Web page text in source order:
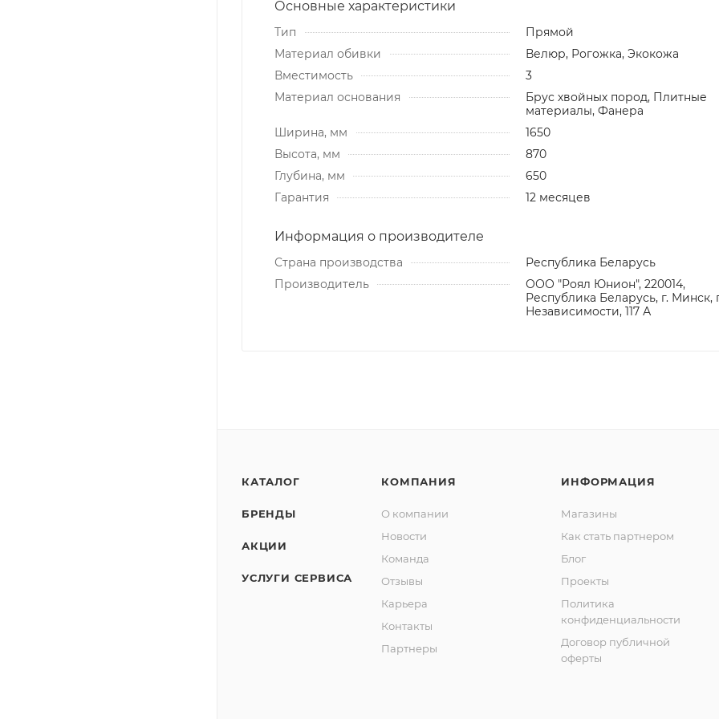
Основные характеристики
Тип
Прямой
Материал обивки
Велюр, Рогожка, Экокожа
Вместимость
3
Материал основания
Брус хвойных пород, Плитные
материалы, Фанера
Ширина, мм
1650
Высота, мм
870
Глубина, мм
650
Гарантия
12 месяцев
Информация о производителе
Страна производства
Республика Беларусь
Производитель
ООО "Роял Юнион", 220014,
Республика Беларусь, г. Минск,
Независимости, 117 А
КАТАЛОГ
БРЕНДЫ
АКЦИИ
УСЛУГИ СЕРВИСА
КОМПАНИЯ
О компании
Новости
Команда
Отзывы
Карьера
Контакты
Партнеры
ИНФОРМАЦИЯ
Магазины
Как стать партнером
Блог
Проекты
Политика
конфиденциальности
Договор публичной
оферты